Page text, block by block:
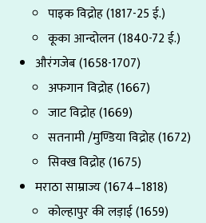
पाइक विद्रोह (1817-25 ई.)
कूका आन्दोलन (1840-72 ई.)
औरंगजेब (1658-1707)
अफगान विद्रोह (1667)
जाट विद्रोह (1669)
सतनामी /मुण्डिया विद्रोह (1672)
सिक्ख विद्रोह (1675)
मराठा साम्राज्य (1674–1818)
कोल्हापुर की लड़ाई (1659)